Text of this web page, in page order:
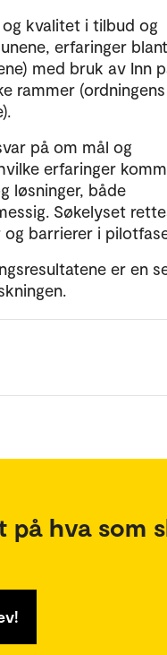
kvalitet i tilbud og
erfaringer blant
med bruk av Inn
rammer (ordningens
på om mål og
erfaringer
løsninger, både
Søkelyset
barrierer i
er en
på hva som